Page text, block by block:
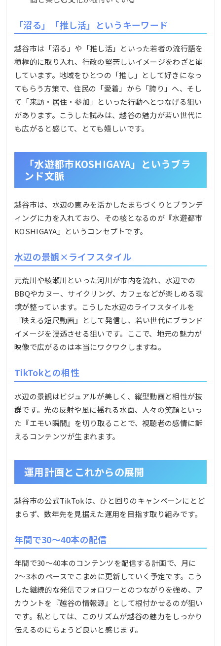
「沼る」「推し活」というキーワード
越谷市は「沼る」や「推し活」といった若者の流行語を
積極的に取り入れ、行政の堅苦しいイメージをわざと崩
しています。地域をひとつの「推し」として好きになっ
てもらう方策で、住民の「愛着」から「誇り」へ、そし
て「来訪・居住・参加」といった行動へとつなげる狙い
があります。こうした試みは、越谷の魅力が若い世代に
も広がると感じて、とても嬉しいです。
「水遊都市KOSHIGAYA」というブラ
ンド文脈
越谷市は、水辺の恵みを活かしたまちづくりとブランデ
ィングに力を入れており、その核となるのが『水遊都市
KOSHIGAYA』というコンセプトです。
水辺の景観×ライフスタイル
元荒川や綾瀬川といった河川が市内を流れ、水辺での
BBQやカヌー、サイクリング、カフェなどが楽しめる環
境が整っています。こうした水辺のライフスタイルを
『映える短尺動画』として発信し、若い世代にブランド
イメージを浸透させる狙いです。ここで、地元の魅力が
映像で広がるのは本当にワクワクしますね。
TikTokとの相性
水辺の景観はビジュアルが美しく、縦型動画と相性が抜
群です。光の反射や風に揺れる水面、人々の笑顔といっ
た『エモい瞬間』を切り取ることで、視聴者の感情に訴
えるコンテンツが生まれます。
運用計画とこれからの展開
越谷市の公式TikTokは、ひと回りのキャンペーンにとど
まらず、数年先を見据えた運用を目指す取り組みです。
年間で30〜40本の配信
年間で30〜40本のコンテンツを配信する計画で、月に
2〜3本のペースでこまめに更新していく予定です。こう
した継続的な発信でフォロワーとのつながりを強め、ア
カウントを『越谷の情報源』として根付かせるのが狙い
です。私としては、このリズムが越谷の魅力をしっかり
伝えるのにちょうど良いと感じます。